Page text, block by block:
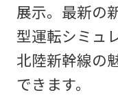
展示。最新の
型運転シミュ
北陸新幹線の
できます。